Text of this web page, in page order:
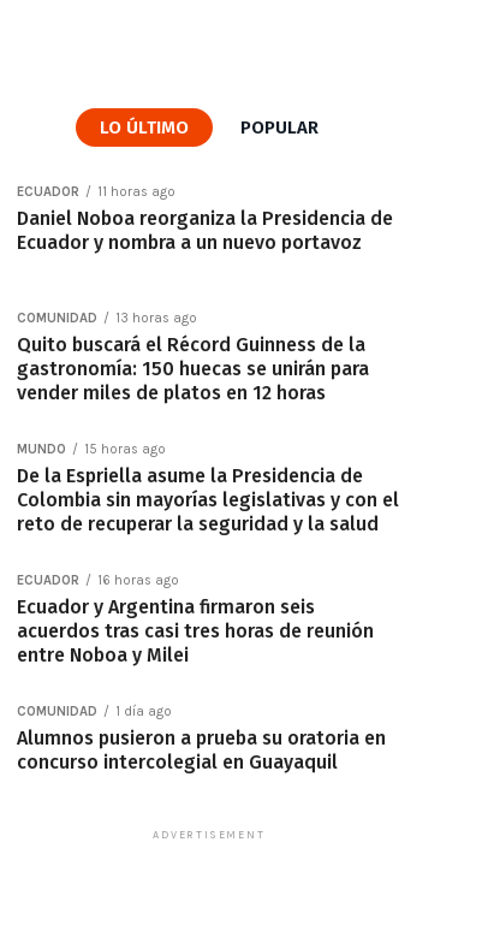
LO ÚLTIMO POPULAR
ECUADOR 11 horas ago
Daniel Noboa reorganiza la Presidencia de
Ecuador y nombra a un nuevo portavoz
COMUNIDAD 13 horas ago
Quito buscará el Récord Guinness de la
gastronomía: 150 huecas se unirán para
vender miles de platos en 12 horas
MUNDO 15 horas ago
De la Espriella asume la Presidencia de
Colombia sin mayorías legislativas y con el
reto de recuperar la seguridad y la salud
ECUADOR 16 horas ago
Ecuador y Argentina firmaron seis
acuerdos tras casi tres horas de reunión
entre Noboa y Milei
COMUNIDAD 1 día ago
Alumnos pusieron a prueba su oratoria en
concurso intercolegial en Guayaquil
ADVERTISEMENT